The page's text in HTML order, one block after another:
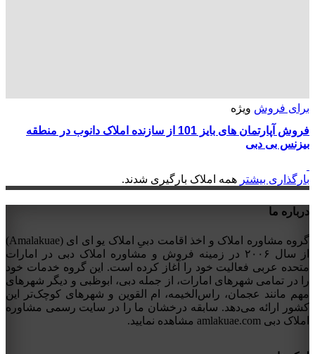
برای فروش ویژه
فروش آپارتمان های بایز 101 از سازنده املاک دانوب در منطقه
بیزنس بی دبی
بارگذاری بیشتر همه املاک بارگیری شدند.
درباره ما
گروه مشاوره املاک و اخذ اقامت دبیِ املاک یو ای ای (Amalakuae)
از سال ۲۰۰۶ در زمینه فروش و مشاوره املاک دبی در امارات
متحده عربی فعالیت خود را آغاز کرده است. این گروه خدمات خود
را در تمامی شهرهای امارات، از جمله دبی، ابوظبی و دیگر شهرهای
مهم مانند عجمان، راس‌الخیمه، ام القوین و شهرهای کوچک‌تر این
کشور ارائه می‌دهد. سابقه درخشان ما را در سایت رسمی مشاوره
املاک دبی amlakuae.com مشاهده نمایید.